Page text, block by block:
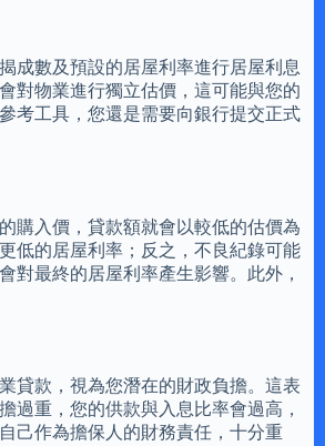
成數及預設的居屋利率進行居屋利息
對物業進行獨立估價，這可能與您的
考工具，您還是需要向銀行提交正式
購入價，貸款額就會以較低的估價為
低的居屋利率；反之，不良紀錄可能
對最終的居屋利率產生影響。此外，
貸款，視為您潛在的財政負擔。這表
過重，您的供款與入息比率會過高，
己作為擔保人的財務責任，十分重